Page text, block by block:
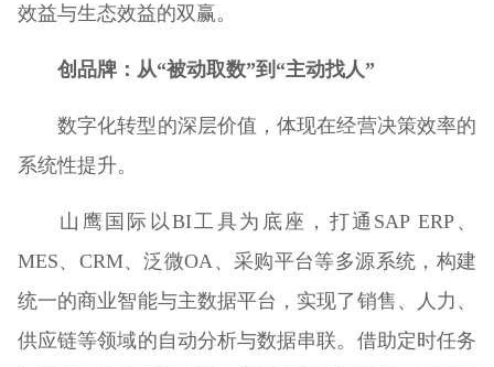
效益与生态效益的双赢。
创品牌：从“被动取数”到 “主动找人”
数字化转型的深层价值，体现在经营决策效率的
系统性提升。
山鹰国际以BI工具为底座，打通SAP ERP、
MES、CRM、泛微OA、采购平台等多源系统，构建
统一的商业智能与主数据平台，实现了销售、人力、
供应链等领域的自动分析与数据串联。借助定时任务